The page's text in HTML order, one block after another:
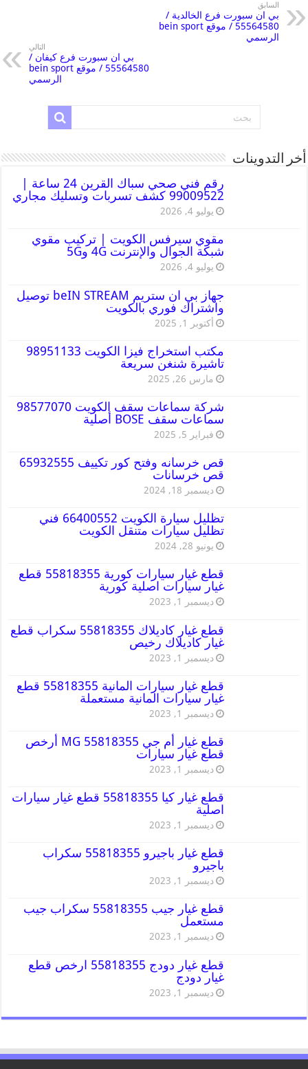
السابق
بي ان سبورت فرع الخالدية /
55564580 / موقع bein sport
الرسمي
التالي
بي ان سبورت فرع كيفان /
55564580 / موقع bein sport
الرسمي
أخر التدوينات
رقم فني صحي سباك القرين 24 ساعة |
99009522 كشف تسربات وتسليك مجاري
يوليو 4, 2026
مقوي سيرفس الكويت | تركيب مقوي
شبكة الجوال والإنترنت 4G و5G
يوليو 4, 2026
جهاز بي ان ستريم beIN STREAM توصيل
واشتراك فوري بالكويت
أكتوبر 1, 2025
مكتب استخراج فيزا الكويت 98951133
تاشيرة شنغن سريعة
مارس 26, 2025
شركة سماعات سقف الكويت 98577070
سماعات سقف BOSE أصلية
فبراير 5, 2025
قص خرسانه وفتح كور تكييف 65932555
قص خرسانات
ديسمبر 18, 2024
تظليل سيارة الكويت 66400552 فني
تظليل سيارات متنقل الكويت
يونيو 28, 2024
قطع غيار سيارات كورية 55818355 قطع
غيار سيارات اصلية كورية
ديسمبر 1, 2023
قطع غيار كاديلاك 55818355 سكراب قطع
غيار كاديلاك رخيص
ديسمبر 1, 2023
قطع غيار سيارات المانية 55818355 قطع
غيار سيارات المانية مستعملة
ديسمبر 1, 2023
قطع غيار أم جي MG 55818355 أرخص
قطع غيار سيارات
ديسمبر 1, 2023
قطع غيار كيا 55818355 قطع غيار سيارات
اصلية
ديسمبر 1, 2023
قطع غيار باجيرو 55818355 سكراب
باجيرو
ديسمبر 1, 2023
قطع غيار جيب 55818355 سكراب جيب
مستعمل
ديسمبر 1, 2023
قطع غيار دودج 55818355 ارخص قطع
غيار دودج
ديسمبر 1, 2023